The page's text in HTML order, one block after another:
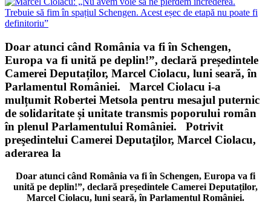
Doar atunci când România va fi în Schengen,
Europa va fi unită pe deplin!”, declară președintele
Camerei Deputaților, Marcel Ciolacu, luni seară, în
Parlamentul României. Marcel Ciolacu i-a
mulțumit Robertei Metsola pentru mesajul puternic
de solidaritate și unitate transmis poporului român
în plenul Parlamentului României. Potrivit
preşedintelui Camerei Deputaţilor, Marcel Ciolacu,
aderarea la
Doar atunci când România va fi în Schengen, Europa va fi
unită pe deplin!”, declară președintele Camerei Deputaților,
Marcel Ciolacu, luni seară, în Parlamentul României.